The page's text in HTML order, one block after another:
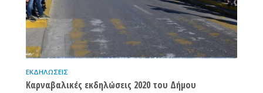
ΕΚΔΗΛΏΣΕΙΣ
Καρναβαλικές εκδηλώσεις 2020 του Δήμου